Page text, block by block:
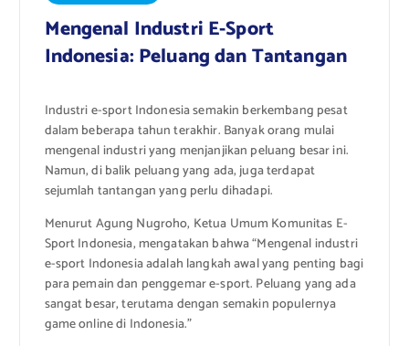
Mengenal Industri E-Sport
Indonesia: Peluang dan Tantangan
Industri e-sport Indonesia semakin berkembang pesat
dalam beberapa tahun terakhir. Banyak orang mulai
mengenal industri yang menjanjikan peluang besar ini.
Namun, di balik peluang yang ada, juga terdapat
sejumlah tantangan yang perlu dihadapi.
Menurut Agung Nugroho, Ketua Umum Komunitas E-
Sport Indonesia, mengatakan bahwa “Mengenal industri
e-sport Indonesia adalah langkah awal yang penting bagi
para pemain dan penggemar e-sport. Peluang yang ada
sangat besar, terutama dengan semakin populernya
game online di Indonesia.”